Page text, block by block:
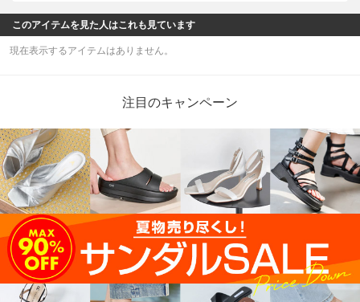
このアイテムを見た人はこれも見ています
現在表示するアイテムはありません。
注目のキャンペーン